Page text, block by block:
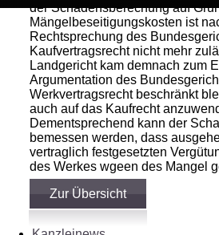
der Schadensberechung auf
Mängelbeseitigungskosten ist
Rechtsprechung des
Kaufvertragsrecht nicht mehr
Landgericht kam demnach zum
Argumentation des
Werkvertragsrecht beschränkt
auch auf das Kaufrecht
Dementsprechend kann der
bemessen werden, dass
vertraglich festgesetzten
des Werkes wgeen des Mangel
Zur Übersicht